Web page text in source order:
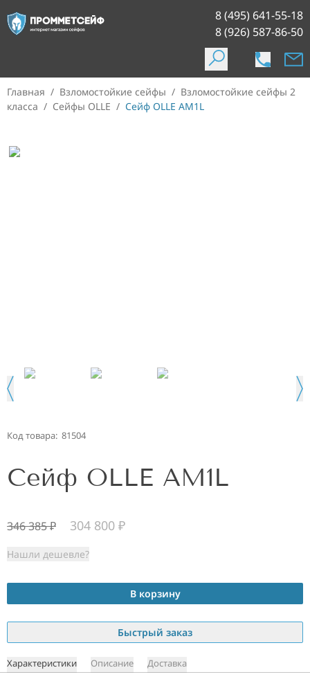
8 (495) 641-55-18
8 (926) 587-86-50
Главная / Взломостойкие сейфы / Взломостойкие сейфы 2
класса / Сейфы OLLE / Сейф OLLE AM1L
Код товара: 81504
Сейф OLLE AM1L
346 385₽ 304 800 ₽
Нашли дешевле?
В корзину
Быстрый заказ
Характеристики Описание Доставка